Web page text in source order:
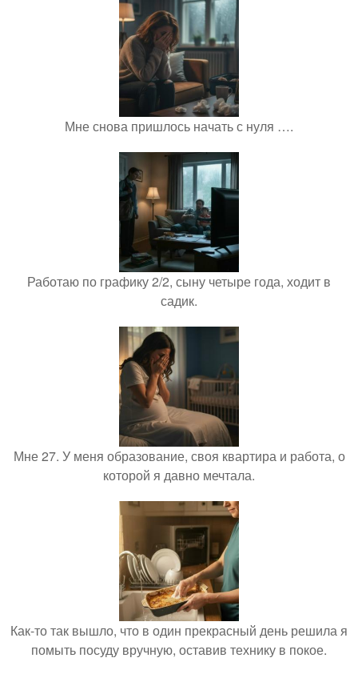
Мне снова пришлось начать с нуля ….
Работаю по графику 2/2, сыну четыре года, ходит в
садик.
Мне 27. У меня образование, своя квартира и работа, о
которой я давно мечтала.
Как-то так вышло, что в один прекрасный день решила я
помыть посуду вручную, оставив технику в покое.